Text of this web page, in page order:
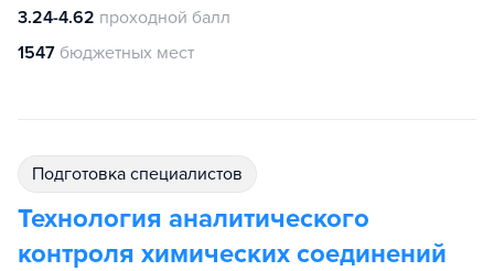
3.24-4.62 проходной балл
1547 бюджетных мест
подготовка специалистов
Технология аналитического
контроля химических соединений